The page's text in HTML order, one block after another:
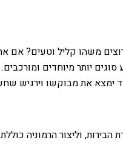
משהו קליל וטעים? אם
יותר מיוחדים
ימצא את מבוקשו וירגיש
וליצור הרמוניה